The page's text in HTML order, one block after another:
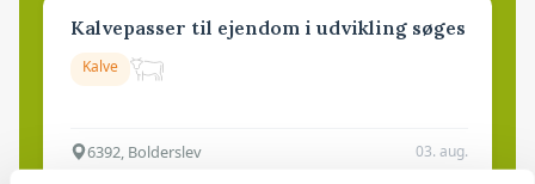
Kalvepasser til ejendom i udvikling søges
Kalve
6392, Bolderslev 03. aug.